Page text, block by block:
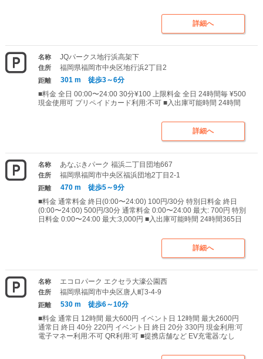
詳細へ
名称 JQパークス地行浜高架下
住所 福岡県福岡市中央区地行浜2丁目2
距離
301 m 徒歩3～6分
■料金 全日 00:00〜24:00 30分¥100 上限料金 全日 24時間毎 ¥500
現金使用可 プリペイドカード利用:不可 ■入出庫可能時間 24時間
詳細へ
名称 あなぶきパーク 福浜二丁目団地667
住所 福岡県福岡市中央区福浜団地2丁目2-1
距離
470 m 徒歩5～9分
■料金 通常料金 終日(0:00〜24:00) 100円/30分 特別日料金 終日
(0:00〜24:00) 500円/30分 通常料金 0:00〜24:00 最大: 700円 特別
日料金 0:00〜24:00 最大:3,000円 ■入出庫可能時間 24時間365日
詳細へ
名称 エコロパーク エクセラ大濠公園西
住所 福岡県福岡市中央区唐人町3-4-9
距離
530 m 徒歩6～10分
■料金 通常日 12時間 最大600円 イベント日 12時間 最大2600円
通常日 終日 40分 220円 イベント日 終日 20分 330円 現金利用:可
電子マネー利用:不可 QR利用:可 ■提携店舗など EV充電器:なし